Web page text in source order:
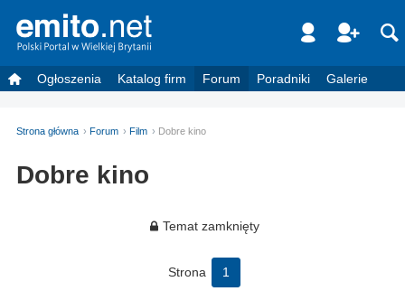
Ogłoszenia Katalog firm Forum Poradniki Galerie
Strona główna Forum Film Dobre kino
Dobre kino
Temat zamknięty
Strona 1